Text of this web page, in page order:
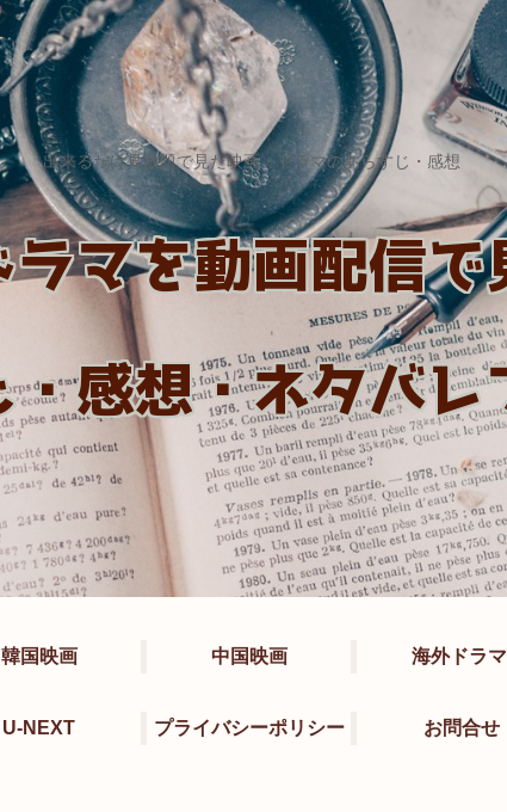
出来るだけ見放題で見た映画・ドラマのあらすじ・感想
韓国映画 中国映画 海外ドラマ
U-NEXT プライバシーポリシー お問合せ